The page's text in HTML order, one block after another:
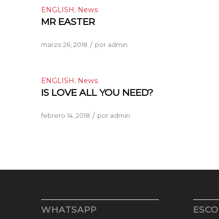
ENGLISH, News
MR EASTER
marzo 26, 2018 / por admin
ENGLISH, News
IS LOVE ALL YOU NEED?
febrero 14, 2018 / por admin
WHATSAPP